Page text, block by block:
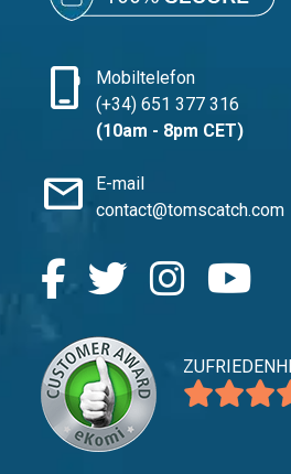
phone_iphone
Mobiltelefon
(+34) 651 377 316
(10am - 8pm CET)
mail
E-mail
contact@tomscatch.com